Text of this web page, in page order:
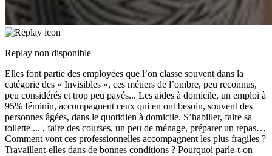
Replay non disponible
Elles font partie des employées que l’on classe souvent dans la
catégorie des « Invisibles », ces métiers de l’ombre, peu reconnus,
peu considérés et trop peu payés... Les aides à domicile, un emploi à
95% féminin, accompagnent ceux qui en ont besoin, souvent des
personnes âgées, dans le quotidien à domicile. S’habiller, faire sa
toilette ... , faire des courses, un peu de ménage, préparer un repas…
Comment vont ces professionnelles accompagnent les plus fragiles ?
Travaillent-elles dans de bonnes conditions ? Pourquoi parle-t-on